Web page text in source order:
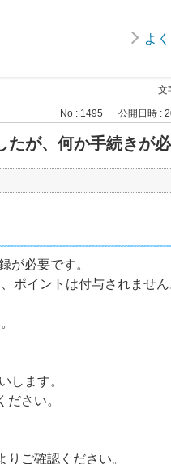
よ
文
No : 1495 公開日時 :
が、何か手続きが
が必要です。
ポイントは付与されません
します。
さい。
ご確認ください。